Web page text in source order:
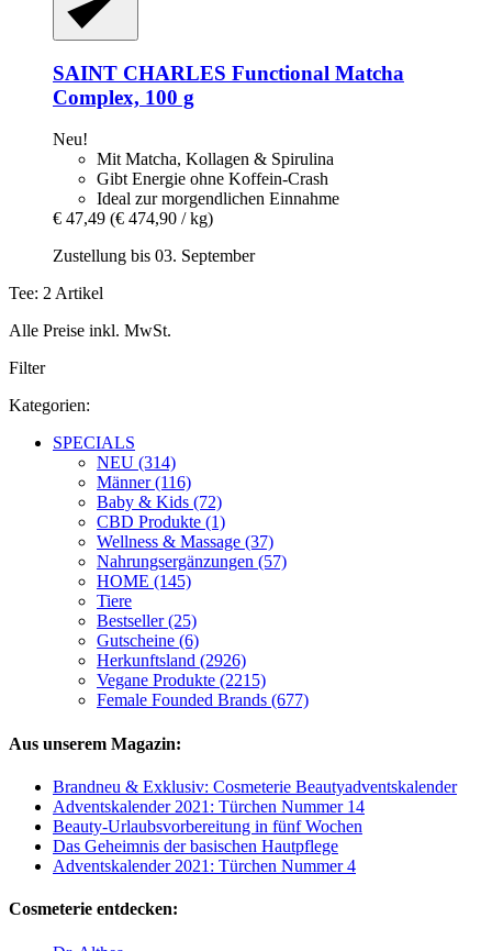
SAINT CHARLES Functional Matcha
Complex, 100 g
Neu!
Mit Matcha, Kollagen & Spirulina
Gibt Energie ohne Koffein-Crash
Ideal zur morgendlichen Einnahme
€ 47,49 (€ 474,90 / kg)
Zustellung bis 03. September
Tee: 2 Artikel
Alle Preise inkl. MwSt.
Filter
Kategorien:
SPECIALS
NEU (314)
Männer (116)
Baby & Kids (72)
CBD Produkte (1)
Wellness & Massage (37)
Nahrungsergänzungen (57)
HOME (145)
Tiere
Bestseller (25)
Gutscheine (6)
Herkunftsland (2926)
Vegane Produkte (2215)
Female Founded Brands (677)
Aus unserem Magazin:
Brandneu & Exklusiv: Cosmeterie Beautyadventskalender
Adventskalender 2021: Türchen Nummer 14
Beauty-Urlaubsvorbereitung in fünf Wochen
Das Geheimnis der basischen Hautpflege
Adventskalender 2021: Türchen Nummer 4
Cosmeterie entdecken: